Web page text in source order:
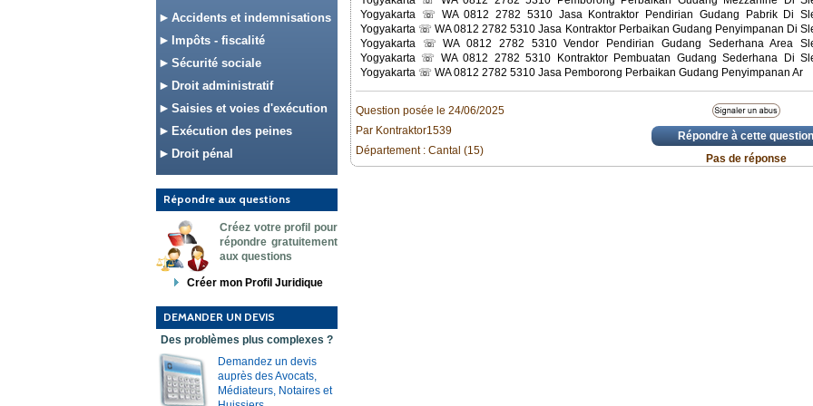
Accidents et indemnisations
Impôts - fiscalité
Sécurité sociale
Droit administratif
Saisies et voies d'exécution
Exécution des peines
Droit pénal
Répondre aux questions
Créez votre profil pour
répondre gratuitement
aux questions
Créer mon Profil Juridique
DEMANDER UN DEVIS
Des problèmes plus complexes ?
Demandez un devis
auprès des Avocats,
Médiateurs, Notaires et
Yogyakarta ☏ WA 0812 2782 5310 Jasa Kontraktor Pendirian Gudang Pabrik Di
Yogyakarta ☏ WA 0812 2782 5310 Jasa Kontraktor Perbaikan Gudang Penyimpanan Di
Yogyakarta ☏ WA 0812 2782 5310 Vendor Pendirian Gudang Sederhana Area
Yogyakarta ☏ WA 0812 2782 5310 Kontraktor Pembuatan Gudang Sederhana Di
Yogyakarta ☏ WA 0812 2782 5310 Jasa Pemborong Perbaikan Gudang Penyimpanan Ar
Question posée le 24/06/2025
Par Kontraktor1539
Département : Cantal (15)
Répondre à cette question
Pas de réponse